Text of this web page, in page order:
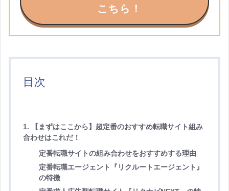
こちら！
目次
1. 【まずはここから】超定番のおすすめ転職サイト組み
合わせはこれだ！
定番転職サイトの組み合わせをおすすめする理由
定番転職エージェント『リクルートエージェント』
の特徴